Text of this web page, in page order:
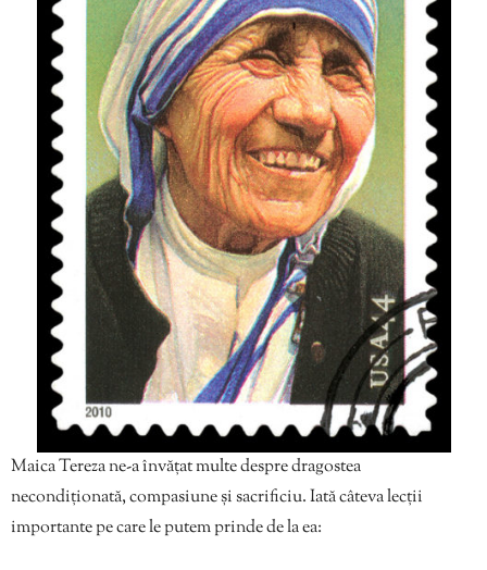
Maica Tereza ne-a învățat multe despre dragostea
necondiționată, compasiune și sacrificiu. Iată câteva lecții
importante pe care le putem prinde de la ea: